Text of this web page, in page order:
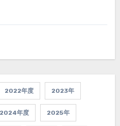
2022年度 2023年
2024年度 2025年